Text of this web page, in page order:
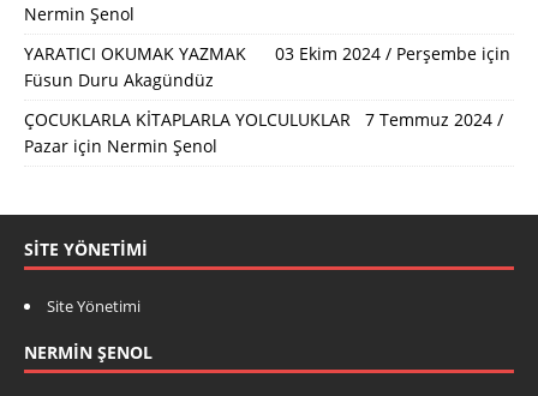
Nermin Şenol
YARATICI OKUMAK YAZMAK 03 Ekim 2024 / Perşembe için
Füsun Duru Akagündüz
ÇOCUKLARLA KİTAPLARLA YOLCULUKLAR 7 Temmuz 2024 /
Pazar için Nermin Şenol
SITE YÖNETIMI
Site Yönetimi
NERMIN ŞENOL